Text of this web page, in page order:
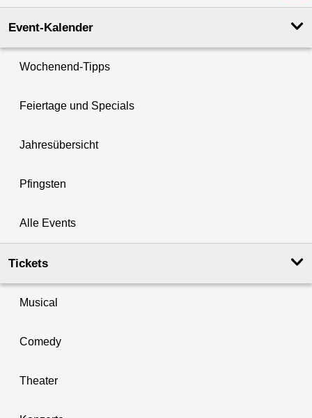
Event-Kalender
Wochenend-Tipps
Feiertage und Specials
Jahresübersicht
Pfingsten
Alle Events
Tickets
Musical
Comedy
Theater